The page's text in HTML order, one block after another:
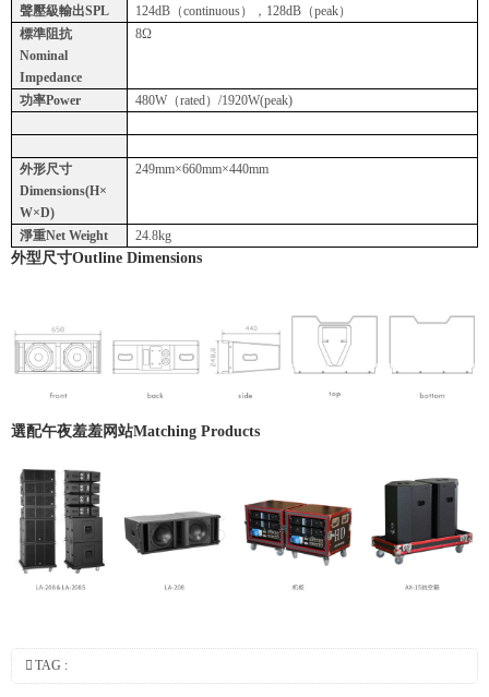
聲壓級輸出SPL
124dB（continuous），128dB（peak）
標準阻抗
Nominal
Impedance
8Ω
功率Power 480W（rated）/1920W(peak)
外形尺寸
Dimensions(H×
W×D)
249mm×660mm×440mm
淨重Net Weight 24.8kg
外型尺寸Outline Dimensions
選配午夜羞羞网站Matching Products
TAG :